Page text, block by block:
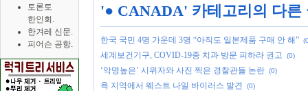
토론토
한인회.
한겨레 신문.
피어슨 공항.
'● CANADA' 카테고리의 다른
한국 국민 4명 가운데 3명 “아직도 일본제품 구매 안 해”
세계보건기구, COVID-19중 치과 방문 피하라 권고 (0)
‘악명높은’ 시위자와 사진 찍은 경찰관들 논란 (0)
욕 지역에서 웨스트 나일 바이러스 발견 (0)